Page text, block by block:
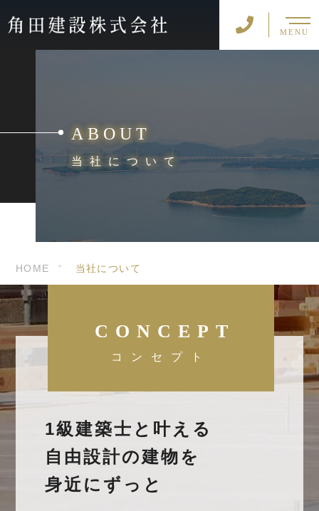
MENU
ABOUT
当社について
HOME 当社について
CONCEPT
コンセプト
1級建築士と叶える
自由設計の建物を
身近にずっと